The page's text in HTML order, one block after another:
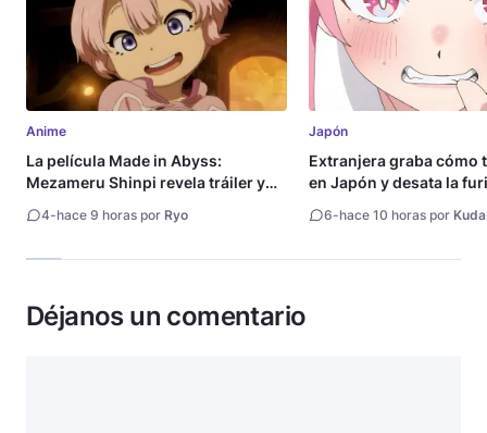
Anime
La película Made in Abyss:
Mezameru Shinpi revela tráiler y
4-hace 9 horas por Ryo
Japón
Extranjera graba cómo
en Japón y desata la
6-hace 10 horas por
Déjanos un comentario